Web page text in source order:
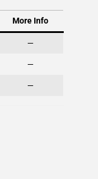
More Info
—
—
—